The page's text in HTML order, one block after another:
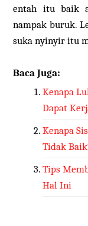
entah itu baik
nampak buruk.
suka nyinyir itu
Baca Juga:
Kenapa
Dapat
Kenapa
Tidak
Tips
Hal Ini